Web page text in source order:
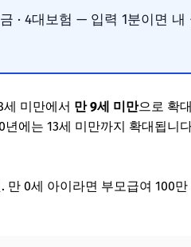
· 4대보험 — 입력 1분이면
미만에서 만 9세 미만으로 확
에는 13세 미만까지 확대됩니
만 0세 아이라면 부모급여 100